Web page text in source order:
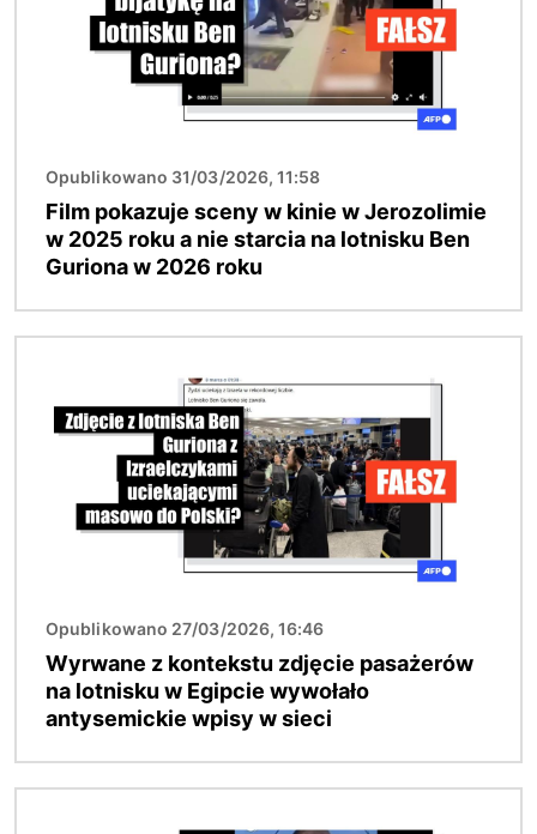
Opublikowano 31/03/2026, 11:58
Film pokazuje sceny w kinie w Jerozolimie
w 2025 roku a nie starcia na lotnisku Ben
Guriona w 2026 roku
Opublikowano 27/03/2026, 16:46
Wyrwane z kontekstu zdjęcie pasażerów
na lotnisku w Egipcie wywołało
antysemickie wpisy w sieci